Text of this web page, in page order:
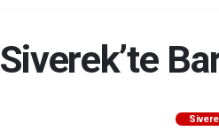
Siverek’te